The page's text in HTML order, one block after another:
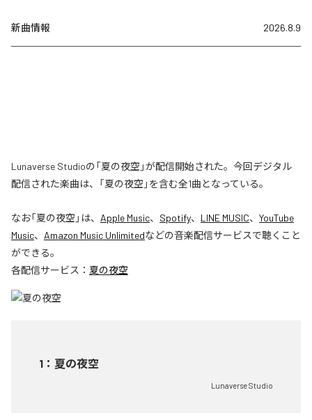
新曲情報 2026.8.9
Lunaverse Studioの「夏の夜空」が配信開始された。今回デジタル
配信された楽曲は、「夏の夜空」を含む全1曲となっている。
なお「夏の夜空 」は、 Apple Music、 Spotify、 LINE MUSIC、 YouTube
Music、 Amazon Music Unlimitedなどの音楽配信サービスで聴くこと
ができる。
各配信サービス： 夏の夜空
1 ： 夏の夜空
Lunaverse Studio